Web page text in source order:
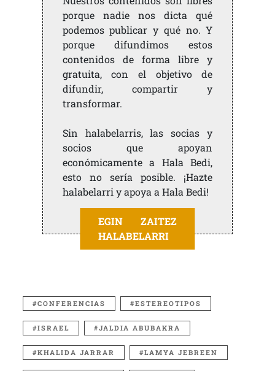
porque nadie nos dicta qué
podemos publicar y qué no. Y
porque difundimos estos
contenidos de forma libre y
gratuita, con el objetivo de
difundir, compartir y
transformar.
Sin halabelarris, las socias y
socios que apoyan
económicamente a Hala Bedi,
esto no sería posible. ¡Hazte
halabelarri y apoya a Hala Bedi!
EGIN ZAITEZ
HALABELARRI
CONFERENCIAS ESTEREOTIPOS
ISRAEL JALDIA ABUBAKRA
KHALIDA JARRAR LAMYA JEBREEN